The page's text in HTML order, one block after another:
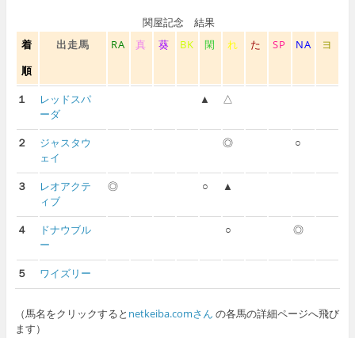
関屋記念 結果
着
順
出走馬 RA 真 葵 BK 閑 れ た SP NA ヨ
１
レッドスパ
ーダ
▲ △
２
ジャスタウ
ェイ
◎ ○
３
レオアクテ
ィブ
◎ ○ ▲
４
ドナウブル
ー
○ ◎
５ ワイズリー
（馬名をクリックすると netkeiba.comさん の各馬の詳細ページへ飛び
ます）